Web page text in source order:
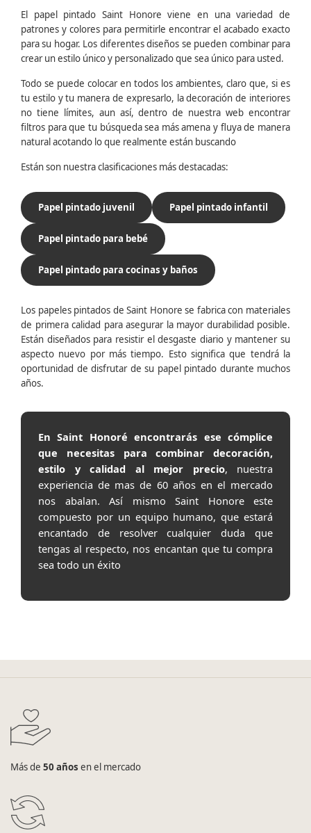
El papel pintado Saint Honore viene en una variedad de
patrones y colores para permitirle encontrar el acabado exacto
para su hogar. Los diferentes diseños se pueden combinar para
crear un estilo único y personalizado que sea único para usted.
Todo se puede colocar en todos los ambientes, claro que, si es
tu estilo y tu manera de expresarlo, la decoración de interiores
no tiene límites, aun así, dentro de nuestra web encontrar
filtros para que tu búsqueda sea más amena y fluya de manera
natural acotando lo que realmente están buscando
Están son nuestra clasificaciones más destacadas:
Papel pintado juvenil Papel pintado infantil
Papel pintado para bebé
Papel pintado para cocinas y baños
Los papeles pintados de Saint Honore se fabrica con materiales
de primera calidad para asegurar la mayor durabilidad posible.
Están diseñados para resistir el desgaste diario y mantener su
aspecto nuevo por más tiempo. Esto significa que tendrá la
oportunidad de disfrutar de su papel pintado durante muchos
años.
En Saint Honoré encontrarás ese cómplice
que necesitas para combinar decoración,
estilo y calidad al mejor precio, nuestra
experiencia de mas de 60 años en el mercado
nos abalan. Así mismo Saint Honore este
compuesto por un equipo humano, que estará
encantado de resolver cualquier duda que
tengas al respecto, nos encantan que tu compra
sea todo un éxito
Más de 50 años en el mercado